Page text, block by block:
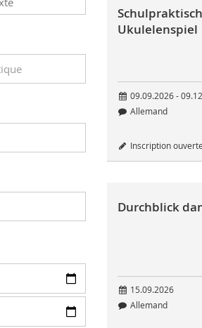
Ukulelenspiel
09.09.2026 -
Allemand
Inscription ouverte
Durchblick
15.09.2026
Allemand